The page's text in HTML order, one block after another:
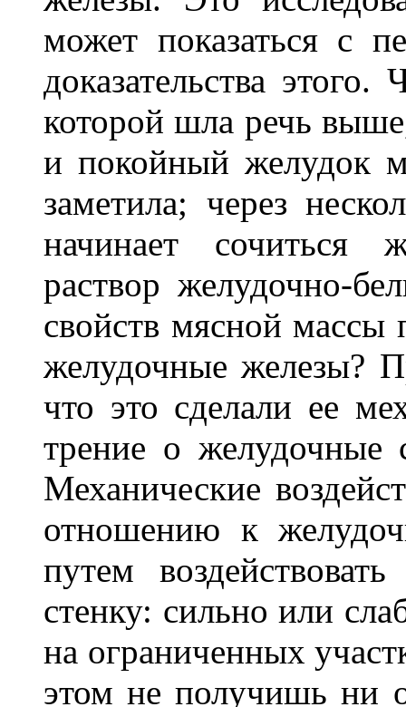
может показаться с
доказательства
которой шла речь
и покойный желудок
заметила; через
начинает сочиться
раствор желудочно-
свойств мясной массы
желудочные железы?
что это сделали ее
трение о желудочные
Механические
отношению к
путем
стенку: сильно или
на ограниченных
этом не получишь ни